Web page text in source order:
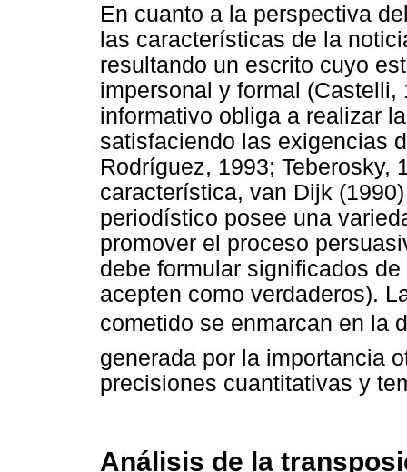
En cuanto a la perspectiva
las características de la
resultando un escrito cuyo
impersonal y formal
informativo obliga a realizar
satisfaciendo las exigencias
Rodríguez, 1993; Teberosky,
característica, van Dijk
periodístico posee una
promover el proceso
debe formular significados
acepten como verdaderos).
cometido se enmarcan en la
generada por la importancia
precisiones cuantitativas y
Análisis de la